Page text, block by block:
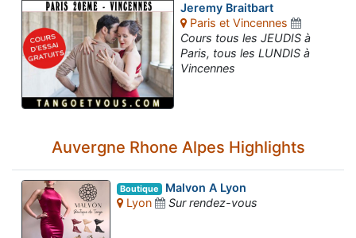
Jeremy Braitbart
Paris et Vincennes
Cours tous les JEUDIS à
Paris, tous les LUNDIS à
Vincennes
Auvergne Rhone Alpes Highlights
Boutique Malvon A Lyon
Lyon
Sur rendez-vous